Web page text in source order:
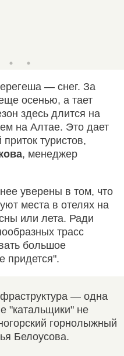
— снег. За
осенью, а тает
здесь длится на
на Алтае. Это дает
туристов,
, менеджер
уверены в том, что
места в отелях на
или лета. Ради
трасс
большое
придется".
— одна
"катальщики" не
горнолыжный
Белоусова.